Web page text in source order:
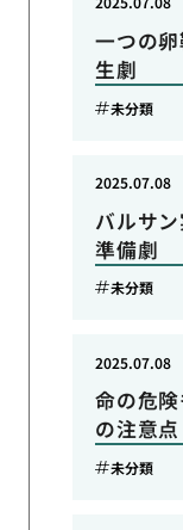
一つの
生劇
未分類
バルサ
準備劇
2025.07.08
未分類
命の危
の注意点
2025.07.08
未分類